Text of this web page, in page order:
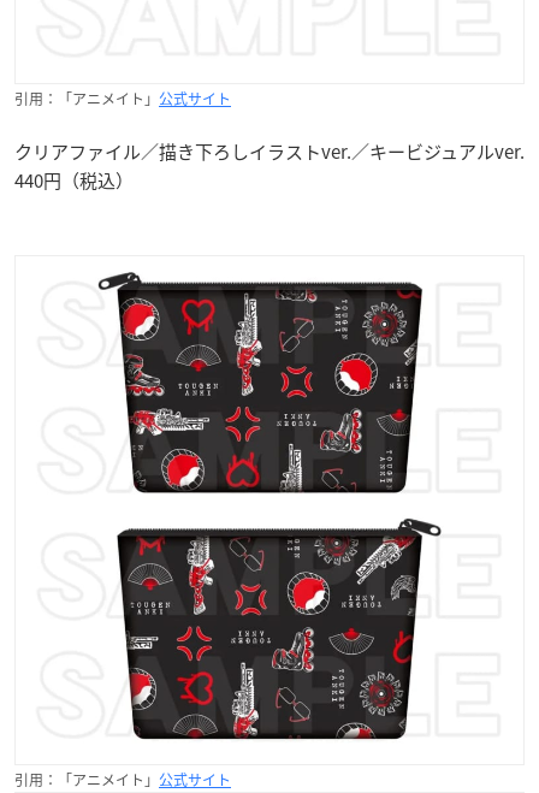
引用：「アニメイト」 公式サイト
クリアファイル／描き下ろしイラストver.／キービジュアルver.
440円（税込）
引用：「アニメイト」 公式サイト